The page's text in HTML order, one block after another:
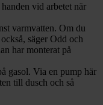
vid arbetet när
varmvatten. Om du
säger Odd och
har monterat på
gasol. Via en pump här
till dusch och så